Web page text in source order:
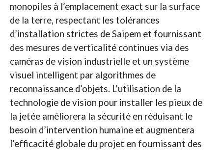
monopiles à l’emplacement exact sur la surface
de la terre, respectant les tolérances
d’installation strictes de Saipem et fournissant
des mesures de verticalité continues via des
caméras de vision industrielle et un système
visuel intelligent par algorithmes de
reconnaissance d’objets. L’utilisation de la
technologie de vision pour installer les pieux de
la jetée améliorera la sécurité en réduisant le
besoin d’intervention humaine et augmentera
l’efficacité globale du projet en fournissant des